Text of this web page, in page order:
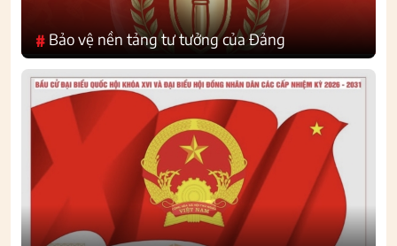
# Bảo vệ nền tảng tư tưởng của Đảng